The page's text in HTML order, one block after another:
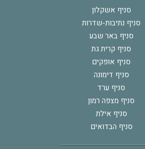
סניף אשקלון
סניף נתיבות-שדרות
סניף באר שבע
סניף קרית גת
סניף אופקים
סניף דימונה
סניף ערד
סניף מצפה רמון
סניף אילת
סניף הבדואים